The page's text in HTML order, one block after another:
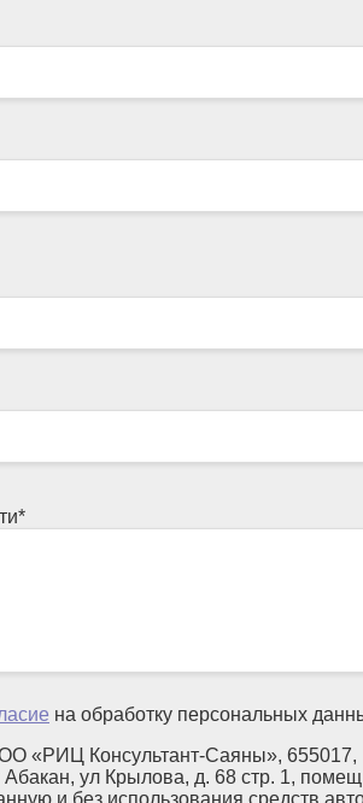
*
на обработку персональных
«РИЦ Консультант-Саяны», 655017,
Абакан, ул Крылова, д. 68 стр. 1,
и без использования средств